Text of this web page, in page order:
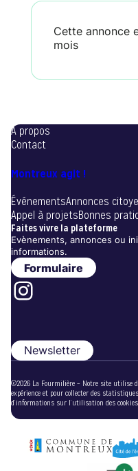
Cette annonce
mois
A propos
Contact
Montreux agit !
ÉvénementsAnnonces
Appel à projetsBonnes
Faites vivre la plateforme
Evènements, annonces ou
informations.
Formulaire
Instagram
Newsletter
©2026 La Fourmilière – Notre site utilise
expérience et pour collecter des
d’informations sur l’utilisation des